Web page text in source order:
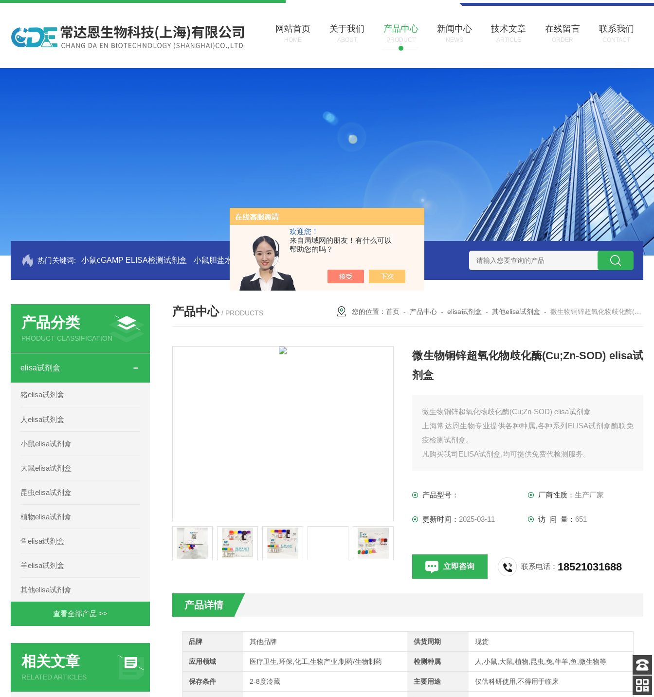
欢迎您！
来自局域网的朋友！有什么可以
帮助您的吗？
网站首页
HOME
关于我们
ABOUT
产品中心
PRODUCT
新闻中心
NEWS
技术文章
ARTICLE
在线留言
ORDER
联系我们
CONTACT
热门关键词: 小鼠cGAMP ELISA检测试剂盒 小鼠胆盐水解酶(BSH)ELISA试剂盒 小鼠神经酰胺-1-磷酸（C1P）ELISA 试剂盒 小鼠（
产品分类
PRODUCT CLASSIFICATION
elisa试剂盒
猪elisa试剂盒
人elisa试剂盒
小鼠elisa试剂盒
大鼠elisa试剂盒
昆虫elisa试剂盒
植物elisa试剂盒
鱼elisa试剂盒
羊elisa试剂盒
其他elisa试剂盒
查看全部产品 >>
相关文章
RELATED ARTICLES
产品中心 / PRODUCTS 您的位置：首页 - 产品中心 -elisa试剂盒 -其他elisa试剂盒 -微生物铜锌超氧化物歧化酶(Cu;Zn-SOD) elisa试剂盒
微生物铜锌超氧化物歧化酶(Cu;Zn-SOD) elisa试
剂盒
微生物铜锌超氧化物歧化酶(Cu;Zn-SOD) elisa试剂盒
上海常达恩生物专业提供各种种属,各种系列ELISA试剂盒酶联免
疫检测试剂盒。
凡购买我司ELISA试剂盒,均可提供免费代检测服务。
产品型号： 厂商性质： 生产厂家
更新时间： 2025-03-11 访 问 量： 651
立即咨询 联系电话： 18521031688
产品详情
品牌 其他品牌 供货周期 现货
应用领域 医疗卫生,环保,化工,生物产业,制药/生物制药 检测种属 人,小鼠,大鼠,植物,昆虫,兔,牛羊,鱼,微生物等
保存条件 2-8度冷藏 主要用途 仅供科研使用,不得用于临床
客服
电话